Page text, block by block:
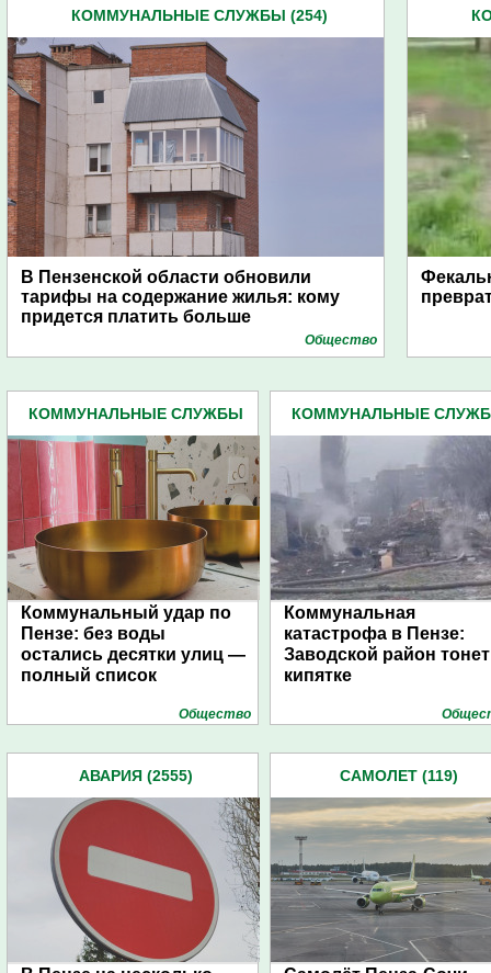
КОММУНАЛЬНЫЕ СЛУЖБЫ (254)
В Пензенской области обновили
тарифы на содержание жилья: кому
придется платить больше
Общество
КОММУНАЛЬНЫЕ СЛУЖБЫ
Коммунальный удар по
Пензе: без воды
остались десятки улиц —
полный список
Общество
КОММУНАЛЬНЫЕ
Коммунальная
катастрофа в Пензе:
Заводской район
кипятке
АВАРИЯ (2555) САМОЛЕТ (119)